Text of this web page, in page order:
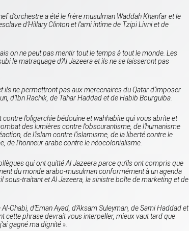
d’orchestre a été le frère musulman Waddah Khanfar et le
d’Hillary Clinton et l’ami intime de Tzipi Livni et de
on ne peut pas mentir tout le temps à tout le monde. Les
le matraquage d’Al Jazeeraet ils ne se laisseront pas
ne permettront pas aux mercenaires du Qatar d’imposer
d’Ibn Rachik, de Tahar Haddad et de Habib Bourguiba.
contre l’oligarchie bédouine et wahhabite qui vous abrite et
des lumières contre l’obscurantisme, de l’humanisme
de l’islam contre l’islamisme, de la liberté contre le
de l’honneur arabe contre le néocolonialisme.
qui ont quittéAl Jazeeraparce qu’ils ont compris que
du monde arabo-musulman conformément à un agenda
sous-traitant etAl Jazeera, la sinistre boîte de marketing et de
Chabi, d’Eman Ayad, d’Aksam Suleyman, de Sami Haddad et
cette phrase devrait vous interpeller, mieux vaut tard que
gagné ma dignité».